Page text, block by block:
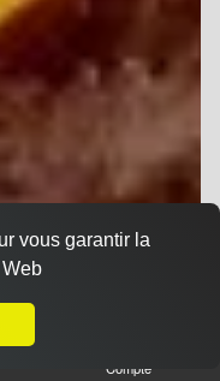
Compte
vous garantir la